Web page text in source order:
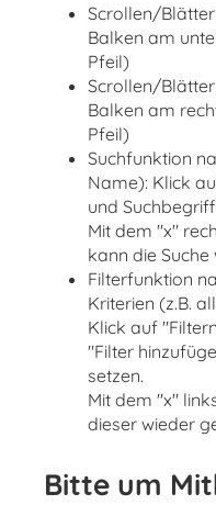
Scrollen/
Balken am
Pfeil)
Scrollen/
Balken am
Pfeil)
Suchfunktion
Name): Klick
und
Mit dem "x"
kann die
Filterfunktion
Kriterien (z.B.
Klick auf
"Filter
setzen.
Mit dem "x"
dieser wieder
Bitte um